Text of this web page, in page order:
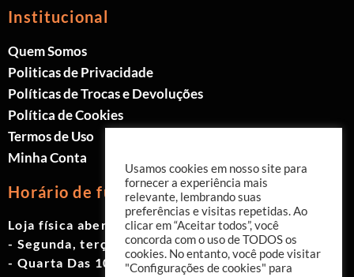
Institucional
Quem Somos
Politicas de Privacidade
Políticas de Trocas e Devoluções
Política de Cookies
Termos de Uso
Minha Conta
Horário de funcionamento
Loja física aberta de Segunda à Sábado.
- Segunda, terça e quinta das 9h às 19h
- Quarta Das 10h às 18h
Usamos cookies em nosso site para
fornecer a experiência mais
relevante, lembrando suas
preferências e visitas repetidas. Ao
clicar em “Aceitar todos”, você
concorda com o uso de TODOS os
cookies. No entanto, você pode visitar
"Configurações de cookies" para